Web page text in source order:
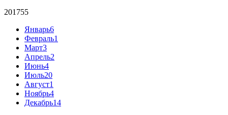
201755
Январь6
Февраль1
Март3
Апрель2
Июнь4
Июль20
Август1
Ноябрь4
Декабрь14